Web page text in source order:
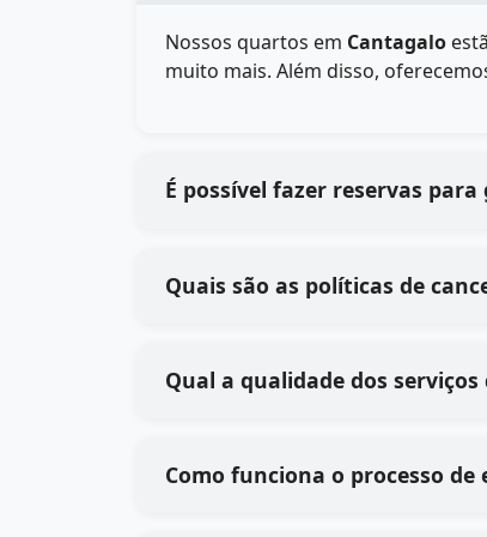
Nossos quartos em Cantagalo
muito mais. Além disso,
É possível fazer reservas
Quais são as políticas de